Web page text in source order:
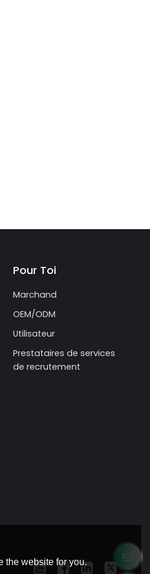
Pour Toi
Marchand
OEM/ODM
Utilisateur
Prestataires de services
de recrutement
the website for you.